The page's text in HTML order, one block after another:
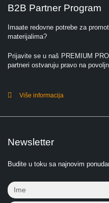
B2B Partner Program
Imaate redovne potrebe za
materijalima?
Prijavite se u naš PREMIUM
partneri ostvaruju pravo na
Više informacija
Newsletter
Budite u toku sa najnovim